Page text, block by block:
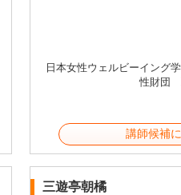
日本女性ウェルビーイング
性財団
講師候補
三遊亭朝橘